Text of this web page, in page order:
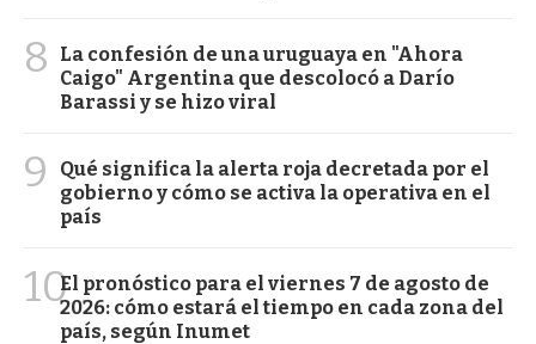
8
La confesión de una uruguaya en "Ahora
Caigo" Argentina que descolocó a Darío
Barassi y se hizo viral
9
Qué significa la alerta roja decretada por el
gobierno y cómo se activa la operativa en el
país
10El pronóstico para el viernes 7 de agosto de
2026: cómo estará el tiempo en cada zona del
país, según Inumet